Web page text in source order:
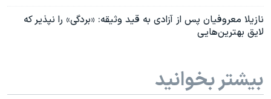
نازیلا معروفیان پس از آزادی به قید وثیقه: «بردگی» را نپذیر که
لایق بهترین‌هایی
بیشتر بخوانید